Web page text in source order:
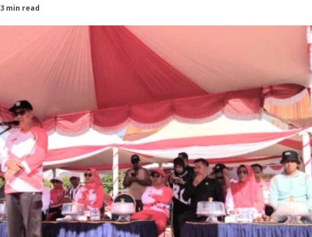
3 min read